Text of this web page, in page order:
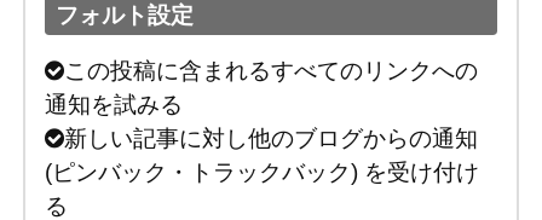
フォルト設定
この投稿に含まれるすべてのリンクへの
通知を試みる
新しい記事に対し他のブログからの通知
(ピンバック・トラックバック) を受け付け
る